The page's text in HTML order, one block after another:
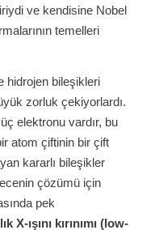
ve kendisine Nobel
temelleri
hidrojen bileşikleri
zorluk çekiyorlardı.
elektronu vardır, bu
atom çiftinin bir çift
kararlı bileşikler
çözümü için
pek
X-ışını kırınımı (low-